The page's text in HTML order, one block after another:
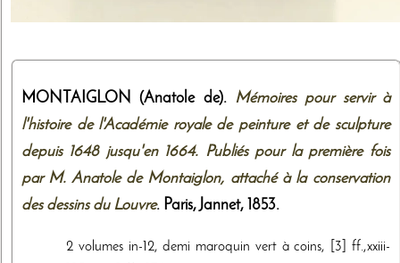
MONTAIGLON (Anatole de). Mémoires pour servir à
l'histoire de l'Académie royale de peinture et de sculpture
depuis 1648 jusqu'en 1664. Publiés pour la première fois
par M. Anatole de Montaiglon, attaché à la conservation
des dessins du Louvre. Paris, Jannet, 1853.
2 volumes in-12, demi maroquin vert à coins, [3] ff.,xxiii-